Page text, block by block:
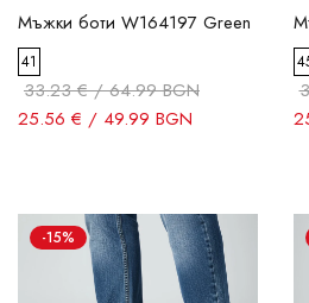
Мъжки боти W164197 Green
41
33.23 € / 64.99 BGN
25.56 € / 49.99 BGN
-15%